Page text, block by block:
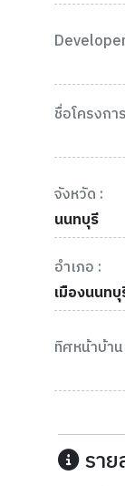
ชื่อโครงกา
จังหวัด :
นนทบุรี
อำเภอ :
เมืองนนท
ทิศหน้าบ้า
ราย